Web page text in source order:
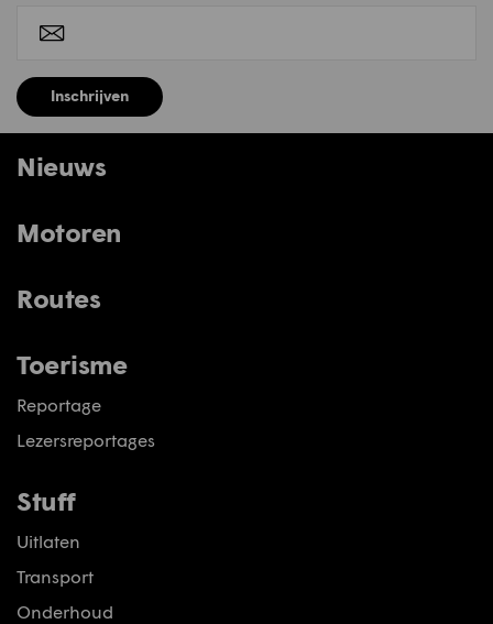
Inschrijven
Nieuws
Motoren
Routes
Toerisme
Reportage
Lezersreportages
Stuff
Uitlaten
Transport
Onderhoud